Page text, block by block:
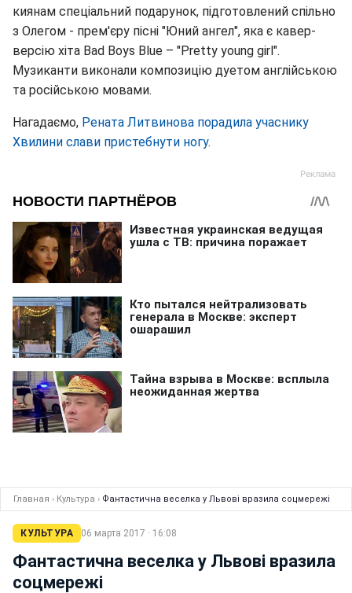
киянам спеціальний подарунок, підготовлений спільно
з Олегом - прем'єру пісні "Юний ангел", яка є кавер-
версію хіта Bad Boys Blue – "Pretty young girl".
Музиканти виконали композицію дуетом англійською
та російською мовами.
Нагадаємо, Рената Литвинова порадила учаснику
Хвилини слави пристебнути ногу.
Главная › Культура › Фантастична веселка у Львові вразила соцмережі
КУЛЬТУРА 06 марта 2017 · 16:08
Фантастична веселка у Львові вразила
соцмережі